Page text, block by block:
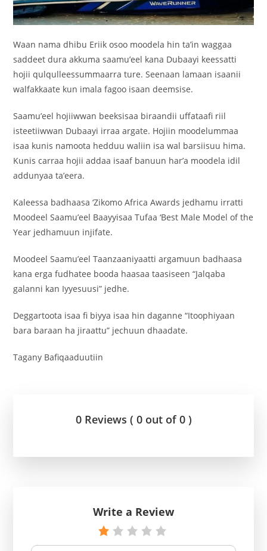
Waan nama dhibu Eriik osoo moodela hin ta’in waggaa
saddeet dura akkuma saamu’eel kana Dubaayi keessatti
hojii qulqulleessummaarra ture. Seenaan lamaan isaanii
walfakkaate kun imala fagoo isaan deemsise.
Saamu’eel hojiiwwan beeksisaa biraandii uffataafi riil
isteetiiwwan Dubaayi irraa argate. Hojiin moodelummaa
isaa kunis namoota hedduu waliin isa wal barsiisuu hima.
Kunis carraa hojii addaa isaaf banuun har’a moodela idil
addunyaa ta’eera.
Kaleessa badhaasa ‘Zikomo Africa Awards jedhamu irratti
Moodeel Saamu’eel Baayyisaa Tufaa ‘Best Male Model of the
Year jedhamuun injifate.
Moodeel Saamu’eel Taanzaaniyaatti argamuun badhaasa
kana erga fudhatee booda haasaa taasiseen “Jalqaba
galanni kan Iyyesuusi” jedhe.
Deggartoota isaa fi biyya isaa hin daganne “Itoophiyaan
bara baraan ha jiraattu” jechuun dhaadate.
Tagany Bafiqaaduutiin
0 Reviews ( 0 out of 0 )
Write a Review